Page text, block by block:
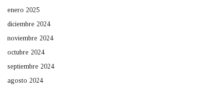
enero 2025
diciembre 2024
noviembre 2024
octubre 2024
septiembre 2024
agosto 2024